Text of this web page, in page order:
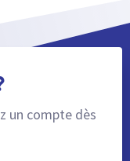
un compte dès